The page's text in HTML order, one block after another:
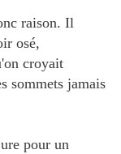
raison. Il
osé,
croyait
sommets jamais
pour un